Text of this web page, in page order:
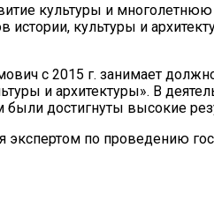
культуры и
истории, культуры и
с 2015 г. занимает
и архитектуры». В
были достигнуты высокие
экспертом по проведению